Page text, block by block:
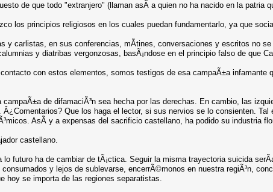
de que todo "extranjero" (llaman asÃ­ a quien no ha nacido en la patria
los principios religiosos en los cuales puedan fundamentarlo, ya que
y carlistas, en sus conferencias, mÃ­tines, conversaciones y escritos no
y diatribas vergonzosas, basÃ¡ndose en el principio falso de que
con estos elementos, somos testigos de esa campaÃ±a
campaÃ±a de difamaciÃ³n sea hecha por las derechas. En cambio, las
Que los haga el lector, si sus nervios se lo consienten. Tal
AsÃ­ y a expensas del sacrificio castellano, ha podido su industria
castellano.
futuro ha de cambiar de tÃ¡ctica. Seguir la misma trayectoria suicida
y lejos de sublevarse, encerrÃ©monos en nuestra regiÃ³n,
hoy se importa de las regiones separatistas.